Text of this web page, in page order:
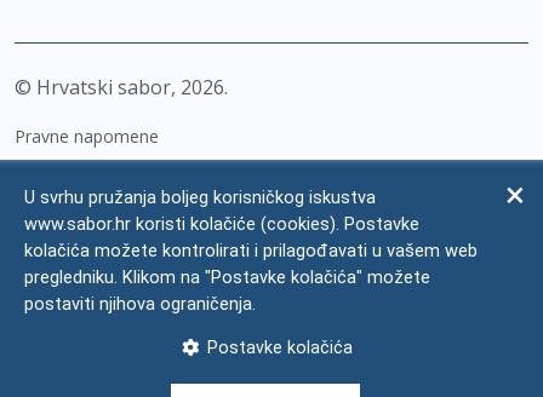
© Hrvatski sabor, 2026
Pravne napomene
Zaštita osobnih podataka
Impressum
Česta pitanja
U svrhu pružanja boljeg korisničkog iskustva
www.sabor.hr koristi kolačiće (cookies). Postavke
kolačića možete kontrolirati i prilagođavati u vašem web
pregledniku. Klikom na "Postavke kolačića" možete
postaviti njihova ograničenja.
Postavke kolačića